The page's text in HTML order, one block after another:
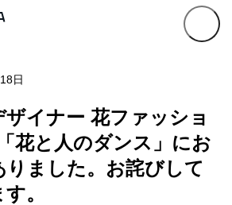
日
ザイナー 花ファッショ
花と人のダンス」にお
りました。お詫びして
。